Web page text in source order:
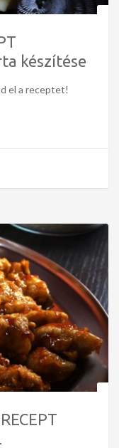
készítése
el a receptet!